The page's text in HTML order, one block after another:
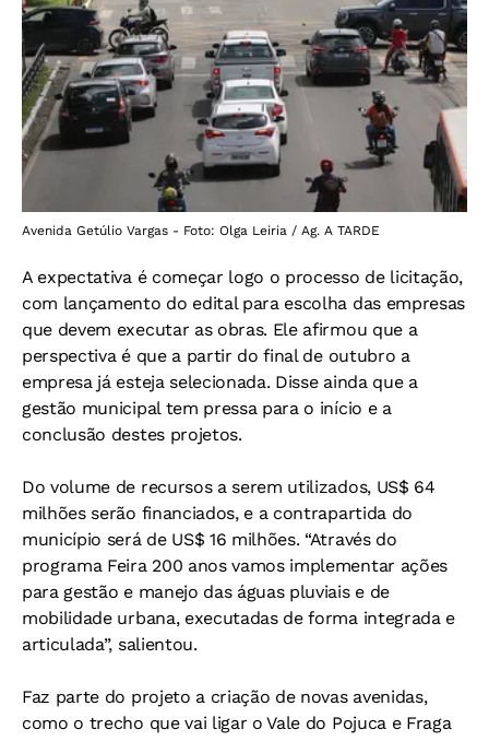
Avenida Getúlio Vargas - Foto: Olga Leiria / Ag. A TARDE
A expectativa é começar logo o processo de licitação,
com lançamento do edital para escolha das empresas
que devem executar as obras. Ele afirmou que a
perspectiva é que a partir do final de outubro a
empresa já esteja selecionada. Disse ainda que a
gestão municipal tem pressa para o início e a
conclusão destes projetos.
Do volume de recursos a serem utilizados, US$ 64
milhões serão financiados, e a contrapartida do
município será de US$ 16 milhões. “Através do
programa Feira 200 anos vamos implementar ações
para gestão e manejo das águas pluviais e de
mobilidade urbana, executadas de forma integrada e
articulada”, salientou.
Faz parte do projeto a criação de novas avenidas,
como o trecho que vai ligar o Vale do Pojuca e Fraga